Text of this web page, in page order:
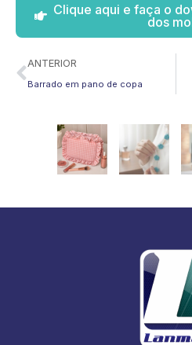
Clique aqui e faça o
dos
Anterior
ANTERIOR
Barrado em pano de copa
Nécessaire
Leia mais